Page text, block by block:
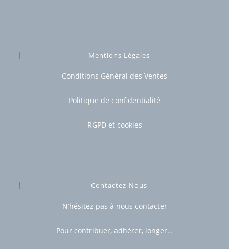
Mentions Légales
Conditions Général des Ventes
Politique de confidentialité
RGPD et cookies
Contactez-Nous
N’hésitez pas à nous contacter
Pour contribuer, adhérer, longer…